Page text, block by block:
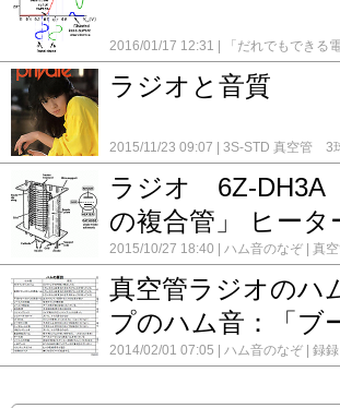
2016/01/17 12:31
「だれでもできる
てみた。
超再生式FMチューナーキッ
単球 再生式ラジオキット (6EH8)
ジスタラジオキット
AMラジオキッ
AM/SW/FM 3バンド
TX-1 真空管式
アイテック電子研究所 新
キット
イスペット 6石トランジス
CR-P461A
カセットプレーヤキッ
KM-88 8石トランジスタ AMラジオ
フォアーランド FR-7100 FM/AM ラ
信研究所 中波帯ＡＭストレートラジ
空管ラジオ ONKYO OS-195
自作
レスマイク（バリキャップ変調)
自
プ
自作 中波帯 ST管式AMワイヤ
作 水晶発振式4石FMワイヤレスマイ
自作 電池管3A5 FMワイヤレスマイ
ラジオと音質
2015/11/23 09:07
3S-STD 真空管 3
ト ハムズオフィス HK-8 中･短波受
ム音のなぞ
真空管ラジオ 6球スーパ
(6BY6,6BA6,6BA6,6AL5,6N2P,6AR5)
(0)
ラジオ 6Z-DH3A
の複合管」 ヒータ
2015/10/27 18:40 ハム音のなぞ
真
ーパー 1号機
真空管ラジオ ST管5球
録 ★
コメント(0)
真空管ラジオのハ
プのハム音：「ブ
2014/02/01 07:05 ハム音のなぞ 録